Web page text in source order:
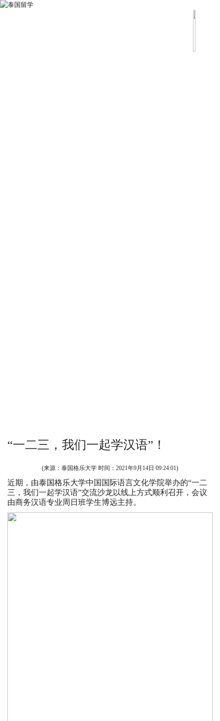
“一二三，我们一起学汉语”！
(来源：泰国格乐大学 时间： 2021年9月14日 09:24:01)
近期，由泰国格乐大学中国国际语言文化学院举办的“一二
三，我们一起学汉语”交流沙龙以线上方式顺利召开，会议
由商务汉语专业周日班学生博远主持。